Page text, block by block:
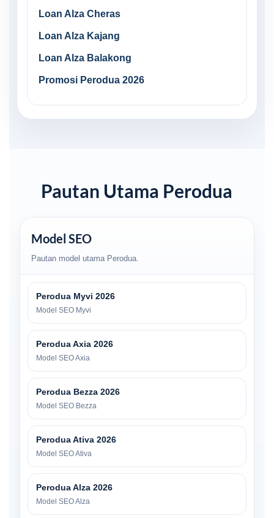
Loan Alza Cheras
Loan Alza Kajang
Loan Alza Balakong
Promosi Perodua 2026
Pautan Utama Perodua
Model SEO
Pautan model utama Perodua.
Perodua Myvi 2026
Model SEO Myvi
Perodua Axia 2026
Model SEO Axia
Perodua Bezza 2026
Model SEO Bezza
Perodua Ativa 2026
Model SEO Ativa
Perodua Alza 2026
Model SEO Alza